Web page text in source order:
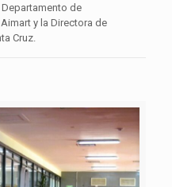
Departamento de
y la Directora de
Cruz.